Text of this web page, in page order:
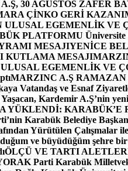
30 AĞUSTOS ZAFER
ÇİNKO GERİ
EGEMENLİK VE
PLATFORMU Üniversite
MESAJIYENİCE
KUTLAMA MESAJI
ULUSAL EGEMENLİK VE
MARZINC A.Ş
Vatandaş ve Esnaf
Kardemir A.Ş’nin
KARABÜK’E
Karabük Belediye
Yürütülen Çalışmalar
ve büyüdüğüm şehre
ÖLÇÜ VE TARTI
AK Parti Karabük